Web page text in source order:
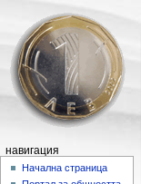
навигация
Начална страница